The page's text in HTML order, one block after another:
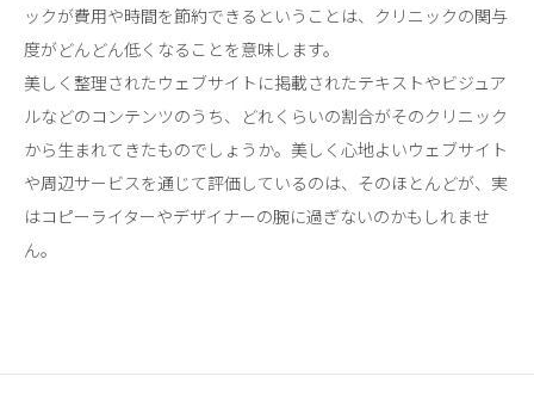
ックが費用や時間を節約できるということは、クリニックの関与
度がどんどん低くなることを意味します。
美しく整理されたウェブサイトに掲載されたテキストやビジュア
ルなどのコンテンツのうち、どれくらいの割合がそのクリニック
から生まれてきたものでしょうか。美しく心地よいウェブサイト
や周辺サービスを通じて評価しているのは、そのほとんどが、実
はコピーライターやデザイナーの腕に過ぎないのかもしれませ
ん。